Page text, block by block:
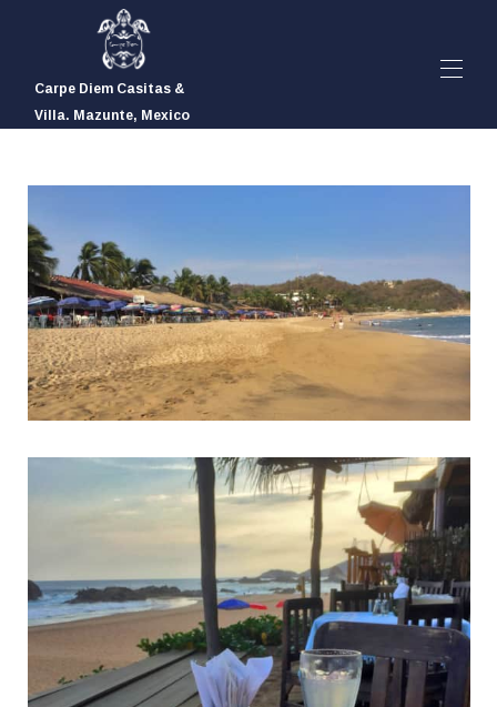
Carpe Diem Casitas &
Villa. Mazunte, Mexico
L'expérience
Contact
Photos